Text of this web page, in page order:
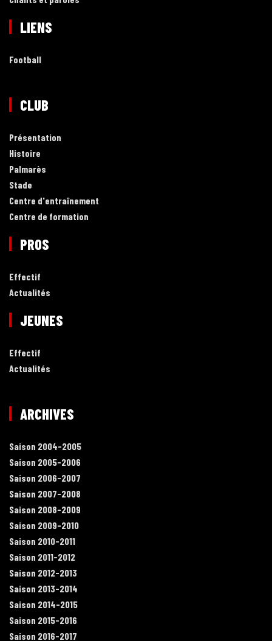
LIENS
Football
CLUB
Présentation
Histoire
Palmarès
Stade
Centre d'entraînement
Centre de formation
PROS
Effectif
Actualités
JEUNES
Effectif
Actualités
ARCHIVES
Saison 2004-2005
Saison 2005-2006
Saison 2006-2007
Saison 2007-2008
Saison 2008-2009
Saison 2009-2010
Saison 2010-2011
Saison 2011-2012
Saison 2012-2013
Saison 2013-2014
Saison 2014-2015
Saison 2015-2016
Saison 2016-2017